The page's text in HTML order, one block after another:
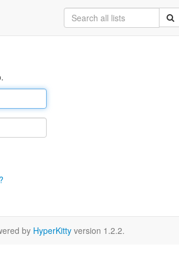
by HyperKitty version 1.2.2.